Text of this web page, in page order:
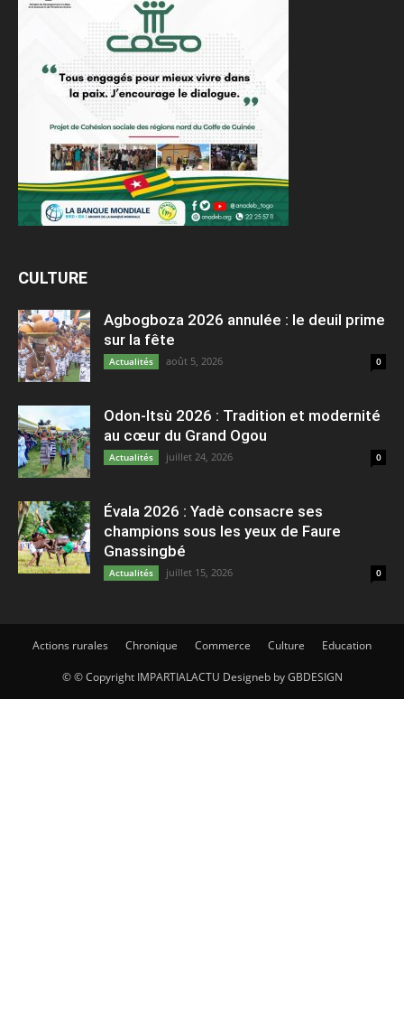
CULTURE
Agbogboza 2026 annulée : le deuil prime
sur la fête
Actualités août 5, 2026 0
Odon-Itsù 2026 : Tradition et modernité
au cœur du Grand Ogou
Actualités juillet 24, 2026 0
Évala 2026 : Yadè consacre ses
champions sous les yeux de Faure
Gnassingbé
Actualités juillet 15, 2026 0
Actions rurales Chronique Commerce Culture Education
© © Copyright IMPARTIALACTU Designeb by GBDESIGN